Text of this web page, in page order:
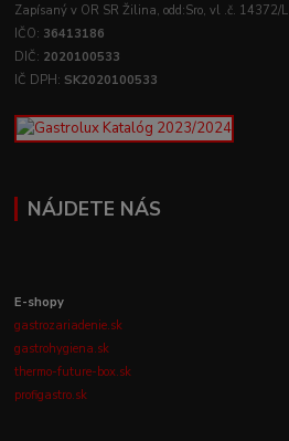
Zapísaný v OR SR Žilina, odd:Sro, vl .č. 14372/L
IČO: 36413186
DIČ: 2020100533
IČ DPH: SK2020100533
NÁJDETE NÁS
E-shopy
gastrozariadenie.sk
gastrohygiena.sk
thermo-future-box.sk
profigastro.sk